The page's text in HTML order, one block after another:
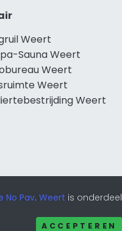
Weert
Sauna Weert
Weert
Weert
Weert
No Pay. Weert is onderdeel
ACCEPTEREN